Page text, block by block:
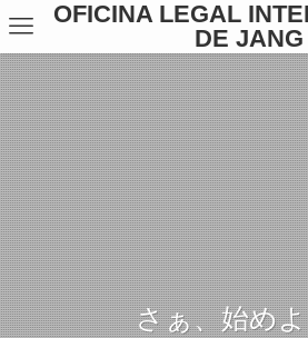
OFICINA LEGAL
DE JANG
さぁ、始め